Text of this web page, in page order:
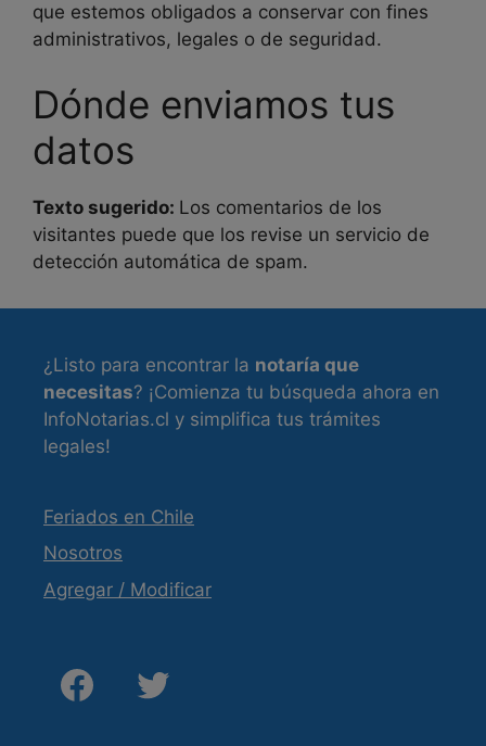
que estemos obligados a conservar con fines
administrativos, legales o de seguridad.
Dónde enviamos tus
datos
Texto sugerido: Los comentarios de los
visitantes puede que los revise un servicio de
detección automática de spam.
¿Listo para encontrar la notaría que
necesitas? ¡Comienza tu búsqueda ahora en
InfoNotarias.cl y simplifica tus trámites
legales!
Feriados en Chile
Nosotros
Agregar / Modificar